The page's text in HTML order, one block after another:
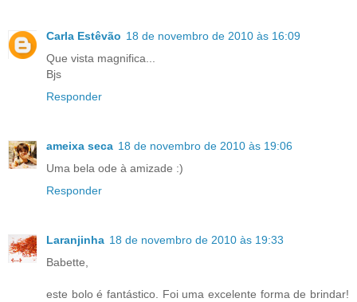
Carla Estêvão 18 de novembro de 2010 às 16:09
Que vista magnifica...
Bjs
Responder
ameixa seca 18 de novembro de 2010 às 19:06
Uma bela ode à amizade :)
Responder
Laranjinha 18 de novembro de 2010 às 19:33
Babette,
este bolo é fantástico. Foi uma excelente forma de brindar!